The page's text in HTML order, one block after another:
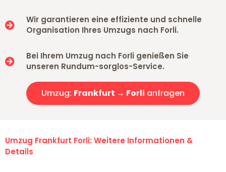
Wir garantieren eine effiziente und schnelle
Organisation Ihres Umzugs nach Forli.
Bei Ihrem Umzug nach Forli genießen Sie
unseren Rundum-sorglos-Service.
Umzug: Frankfurt → Forli anfragen
Umzug Frankfurt Forli: Weitere Informationen &
Details